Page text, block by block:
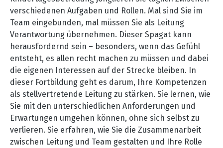
verschiedenen Aufgaben und Rollen. Mal sind Sie im
Team eingebunden, mal müssen Sie als Leitung
Verantwortung übernehmen. Dieser Spagat kann
herausfordernd sein – besonders, wenn das Gefühl
entsteht, es allen recht machen zu müssen und dabei
die eigenen Interessen auf der Strecke bleiben. In
dieser Fortbildung geht es darum, Ihre Kompetenzen
als stellvertretende Leitung zu stärken. Sie lernen, wie
Sie mit den unterschiedlichen Anforderungen und
Erwartungen umgehen können, ohne sich selbst zu
verlieren. Sie erfahren, wie Sie die Zusammenarbeit
zwischen Leitung und Team gestalten und Ihre Rolle